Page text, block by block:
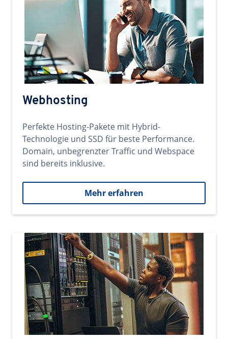
Webhosting
Perfekte Hosting-Pakete mit Hybrid-
Technologie und SSD für beste Performance.
Domain, unbegrenzter Traffic und Webspace
sind bereits inklusive.
Mehr erfahren